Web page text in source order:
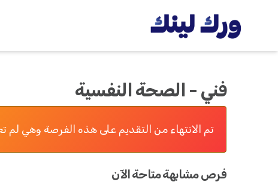
فني - الصحة النفسية
تم الانتهاء من التقديم على هذه الفرصة وهي لم
فرص مشابهة متاحة الآن